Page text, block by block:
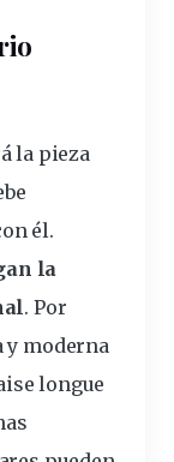
la pieza
él.
la
. Por
y moderna
longue